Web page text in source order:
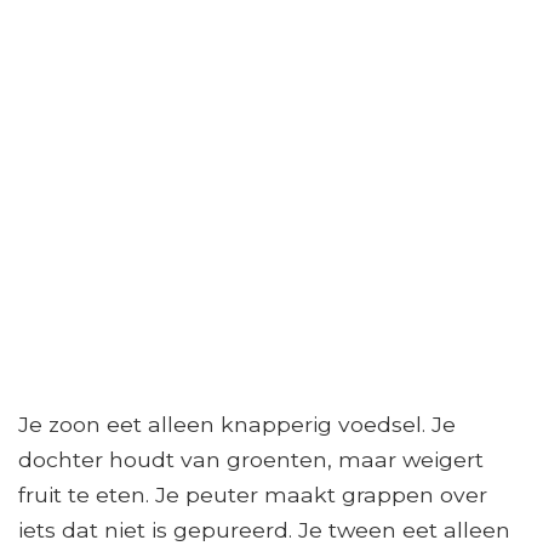
Je zoon eet alleen knapperig voedsel. Je
dochter houdt van groenten, maar weigert
fruit te eten. Je peuter maakt grappen over
iets dat niet is gepureerd. Je tween eet alleen